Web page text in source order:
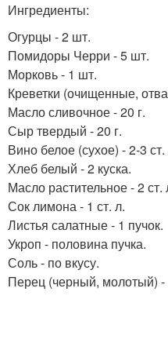
Ингредиенты:
Огурцы - 2 шт.
Помидоры Черри - 5 шт.
Морковь - 1 шт.
Креветки (очищенные,
Масло сливочное - 20 г.
Сыр твердый - 20 г.
Вино белое (сухое) - 2-3 ст.
Хлеб белый - 2 куска.
Масло растительное - 2 ст.
Сок лимона - 1 ст. л.
Листья салатные - 1 пучок.
Укроп - половина пучка.
Соль - по вкусу.
Перец (черный, молотый) -